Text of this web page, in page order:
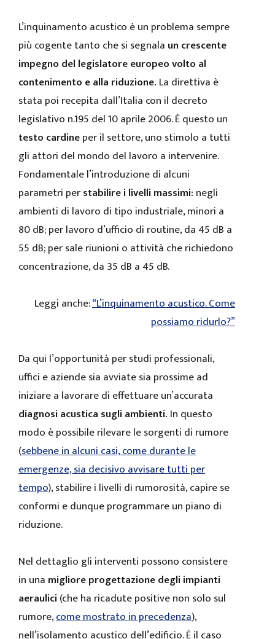
L’inquinamento acustico è un problema sempre
più cogente tanto che si segnala un crescente
impegno del legislatore europeo volto al
contenimento e alla riduzione. La direttiva è
stata poi recepita dall’Italia con il decreto
legislativo n.195 del 10 aprile 2006. È questo un
testo cardineper il settore, uno stimolo a tutti
gli attori del mondo del lavoro a intervenire.
Fondamentale l’introduzione di alcuni
parametri perstabilire i livelli massimi: negli
ambienti di lavoro di tipo industriale, minori a
80 dB; per lavoro d’ufficio di routine, da 45 dB a
55 dB; per sale riunioni o attività che richiedono
concentrazione, da 35 dB a 45 dB.
Leggi anche:“L’inquinamento acustico. Come
possiamo ridurlo?”
Da qui l’opportunità per studi professionali,
uffici e aziende sia avviate sia prossime ad
iniziare a lavorare di effettuare un’accurata
diagnosi acustica sugli ambienti. In questo
modo è possibile rilevare le sorgenti di rumore
(sebbene in alcuni casi, come durante le
emergenze, sia decisivo avvisare tutti per
tempo), stabilire i livelli di rumorosità, capire se
conformi e dunque programmare un piano di
riduzione.
Nel dettaglio gli interventi possono consistere
in una migliore progettazione degli impianti
aeraulici (che ha ricadute positive non solo sul
rumore,come mostrato in precedenza),